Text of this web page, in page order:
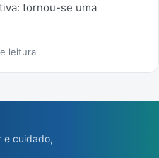
tornou-se uma
leitura
e cuidado,